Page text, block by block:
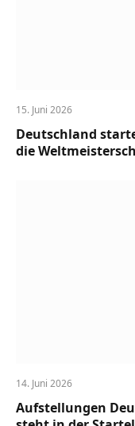
15. Juni 2026
Deutschland
die
14. Juni 2026
Aufstellungen